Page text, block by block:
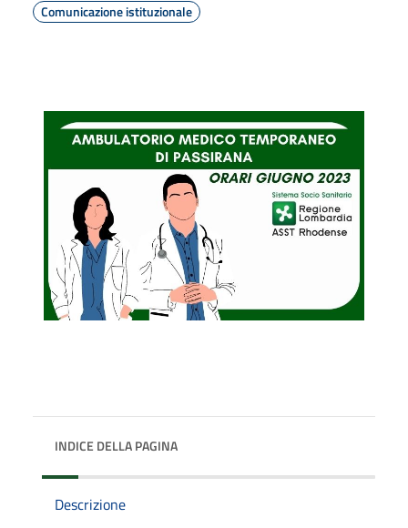
Comunicazione istituzionale
INDICE DELLA PAGINA
Descrizione